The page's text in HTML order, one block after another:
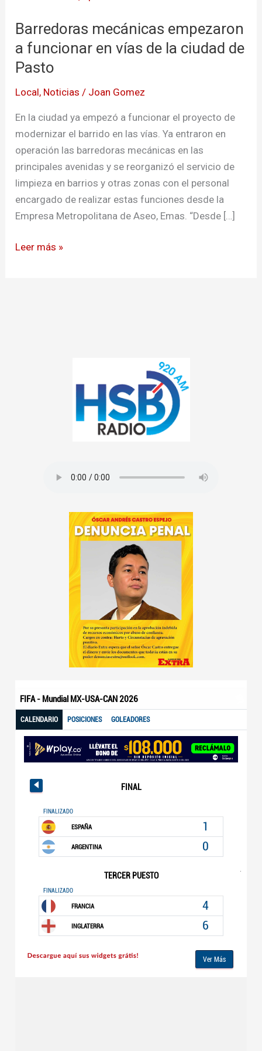
Barredoras mecánicas empezaron
a funcionar en vías de la ciudad de
Pasto
Local, Noticias / Joan Gomez
En la ciudad ya empezó a funcionar el proyecto de
modernizar el barrido en las vías. Ya entraron en
operación las barredoras mecánicas en las
principales avenidas y se reorganizó el servicio de
limpieza en barrios y otras zonas con el personal
encargado de realizar estas funciones desde la
Empresa Metropolitana de Aseo, Emas. “Desde […]
empezaron
a
funcionar
en
vías
de
Pasto
Leer más »